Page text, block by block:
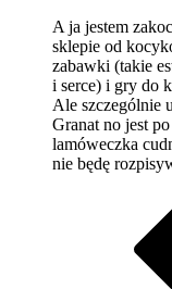
A ja jestem
sklepie od
zabawki (takie
i serce) i gry do
Ale szczególnie
Granat no jest
lamóweczka
nie będę